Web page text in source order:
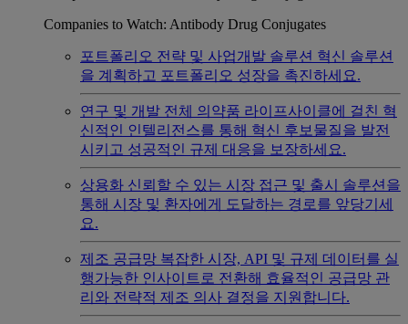
Companies to Watch: Antibody Drug Conjugates
포트폴리오 전략 및 사업개발 솔루션 혁신 솔루션
을 계획하고 포트폴리오 성장을 촉진하세요.
연구 및 개발 전체 의약품 라이프사이클에 걸친 혁
신적인 인텔리전스를 통해 혁신 후보물질을 발전
시키고 성공적인 규제 대응을 보장하세요.
상용화 신뢰할 수 있는 시장 접근 및 출시 솔루션을
통해 시장 및 환자에게 도달하는 경로를 앞당기세
요.
제조 공급망 복잡한 시장, API 및 규제 데이터를 실
행가능한 인사이트로 전환해 효율적인 공급망 관
리와 전략적 제조 의사 결정을 지원합니다.